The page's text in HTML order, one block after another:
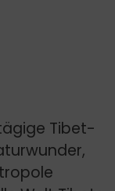
Tibet-